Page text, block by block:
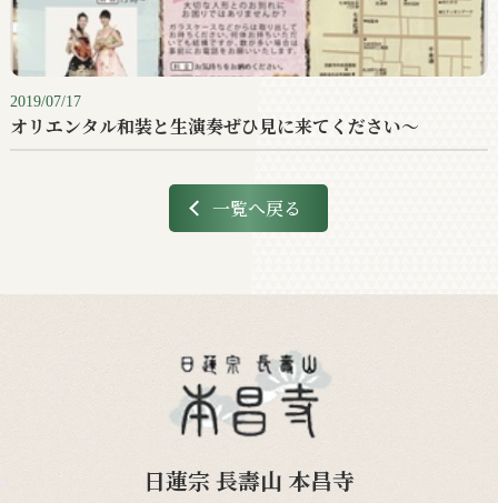
2019/07/17
オリエンタル和装と生演奏ぜひ見に来てください〜
一覧へ戻る
日蓮宗 長壽山 本昌寺